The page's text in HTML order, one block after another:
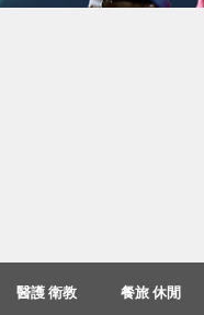
醫護 衛教 餐旅 休閒